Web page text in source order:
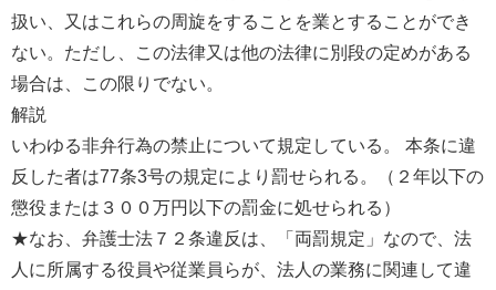
扱い、又はこれらの周旋をすることを業とすることができ
ない。ただし、この法律又は他の法律に別段の定めがある
場合は、この限りでない。
解説
いわゆる非弁行為の禁止について規定している。 本条に違
反した者は77条3号の規定により罰せられる。（２年以下の
懲役または３００万円以下の罰金に処せられる）
★なお、弁護士法７２条違反は、「両罰規定」なので、法
人に所属する役員や従業員らが、法人の業務に関連して違